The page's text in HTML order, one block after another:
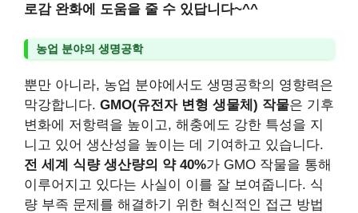
로감 완화에 도움을 줄 수 있답니다~^^
농업 분야의 생명공학
뿐만 아니라, 농업 분야에서도 생명공학의 영향력은
막강합니다. GMO(유전자 변형 생물체) 작물은 기후
변화에 저항력을 높이고, 해충에도 강한 특성을 지
니고 있어 생산성을 높이는 데 기여하고 있습니다.
전 세계 식량 생산량의 약 40%가 GMO 작물을 통해
이루어지고 있다는 사실이 이를 잘 보여줍니다. 식
량 부족 문제를 해결하기 위한 혁신적인 접근 방법